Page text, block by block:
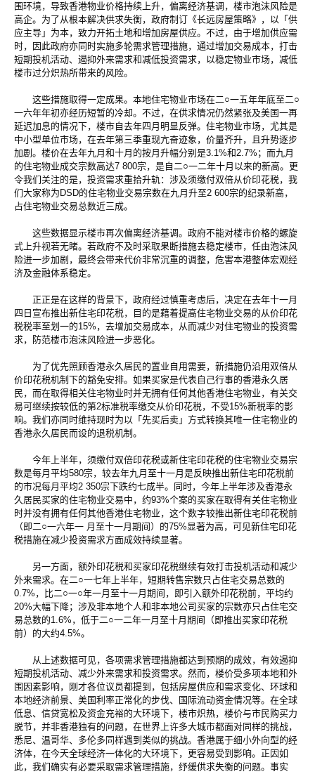
围环境，导致香港物业价格持续上升，偏离经济基调，楼市泡沫风险是
高企。为了从根本解决供求失衡，政府制订《长远房屋策略》，以「供
应主导」为本，致力开拓土地和增加房屋供应。不过，由于增加供应需
时，因此政府亦同时实施多轮需求管理措施，通过增加交易成本，打击
短期投机活动、遏抑外来需求和减低投资需求，以稳定物业市场，减低
楼市过分炽热所带来的风险。
这些措施取得一定成果。本地住宅物业市场在二○一五年年底至二○
一六年年初亦经历短暂的冷却。不过，在供求情况仍然紧张及美国一再
延迟加息的情况下，楼市自去年四月明显反弹。住宅物业市场，尤其是
中小型单位市场，在去年第三季重现亢奋迹象，价量齐升，且升势逐步
加剧。楼价在去年九月和十月的按月升幅分别是3.1%和2.7%；而九月
的住宅物业成交宗数高达7 800宗，是自二○一二年十月以来的新高。更
令我们关注的是，投资需求重拾升轨：涉及须缴付双倍从价印花税，我
们大家称为DSD的住宅物业交易宗数在九月升至2 600宗的纪录新高，
占住宅物业交易总数近三成。
这些数据显示楼市再次偏离经济基调。政府不能对楼市价格的螺旋
式上升视若无睹。若政府不及时采取果断措施去稳定楼市，任由泡沫风
险进一步加剧，最终会带来代价非常沉重的调整，危害本港整体宏观经
济及金融体系稳定。
正正是在这样的背景下，政府经过慎重考虑后，决定在去年十一月
四日宣布推出新住宅印花税，目的是藉着提高住宅物业交易的从价印花
税税率至划一的15%，去增加交易成本，从而减少对住宅物业的投资需
求，防范楼市泡沫风险进一步恶化。
为了优先照顾香港永久居民的置业自用需要，新措施仍沿用双倍从
价印花税机制下的豁免安排。如果买家是代表自己行事的香港永久居
民，而在取得相关住宅物业时并无拥有任何其他香港住宅物业，有关交
易可继续按较低的第2标准税率缴交从价印花税，不受15%新税率的影
响。我们亦同时维持现时为以「先买后卖」方式转换其唯一住宅物业的
香港永久居民而设的退税机制。
今年上半年，须缴付双倍印花税或新住宅印花税的住宅物业交易宗
数是每月平均580宗，较去年九月至十一月是反映推出新住宅印花税前
的市况每月平均2 350宗下跌约七成半。同时，今年上半年涉及香港永
久居民买家的住宅物业交易中，约93%个案的买家在取得有关住宅物业
时并没有拥有任何其他香港住宅物业，这个数字较推出新住宅印花税前
（即二○一六年一 月至十一月期间）的75%显著为高，可见新住宅印花
税措施在减少投资需求方面成效持续显著。
另一方面，额外印花税和买家印花税继续有效打击投机活动和减少
外来需求。在二○一七年上半年，短期转售宗数只占住宅交易总数的
0.7%，比二○一○年一月至十一月期间，即引入额外印花税前，平均约
20%大幅下降；涉及非本地个人和非本地公司买家的宗数亦只占住宅交
易总数的1.6%，低于二○一二年一月至十月期间（即推出买家印花税
前）的大约4.5%。
从上述数据可见，各项需求管理措施都达到预期的成效，有效遏抑
短期投机活动、减少外来需求和投资需求。然而，楼价受多项本地和外
围因素影响，刚才各位议员都提到，包括房屋供应和需求变化、环球和
本地经济前景、美国利率正常化的步伐、国际流动资金情况等。在全球
低息、信贷宽松及资金充裕的大环境下，楼市炽热，楼价与市民购买力
脱节，并非香港独有的问题，在世界上许多大城市都面对同样的挑战，
悉尼、温哥华、多伦多同样遇到类似的挑战。香港属于细小外向型的经
济体，在今天全球经济一体化的大环境下，更容易受到影响。正因如
此，我们确实有必要采取需求管理措施，纾缓供求失衡的问题。事实